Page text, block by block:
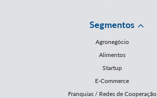
Segmentos
Agronegócio
Alimentos
Startup
E-Commerce
Franquias / Redes de Cooperação